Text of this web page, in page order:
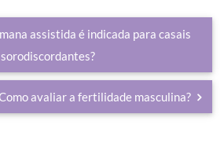
assistida é indicada para casais
sorodiscordantes?
avaliar a fertilidade masculina?